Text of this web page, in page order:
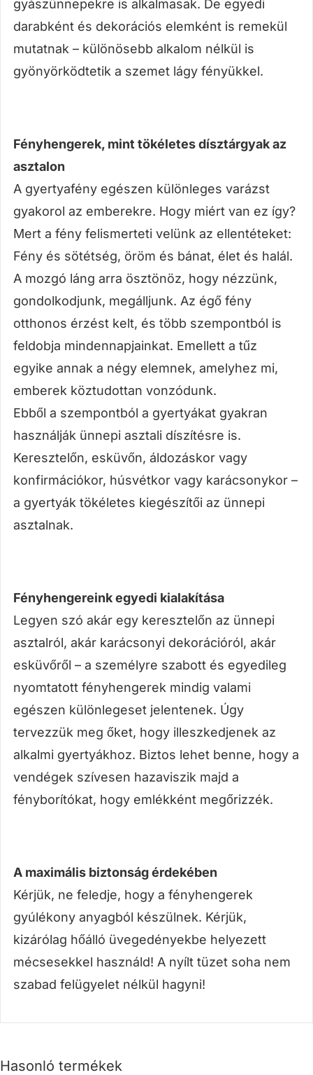
gyászünnepekre is alkalmasak. De egyedi
darabként és dekorációs elemként is remekül
mutatnak – különösebb alkalom nélkül is
gyönyörködtetik a szemet lágy fényükkel.
Fényhengerek, mint tökéletes dísztárgyak az
asztalon
A gyertyafény egészen különleges varázst
gyakorol az emberekre. Hogy miért van ez így?
Mert a fény felismerteti velünk az ellentéteket:
Fény és sötétség, öröm és bánat, élet és halál.
A mozgó láng arra ösztönöz, hogy nézzünk,
gondolkodjunk, megálljunk. Az égő fény
otthonos érzést kelt, és több szempontból is
feldobja mindennapjainkat. Emellett a tűz
egyike annak a négy elemnek, amelyhez mi,
emberek köztudottan vonzódunk.
Ebből a szempontból a gyertyákat gyakran
használják ünnepi asztali díszítésre is.
Keresztelőn, esküvőn, áldozáskor vagy
konfirmációkor, húsvétkor vagy karácsonykor –
a gyertyák tökéletes kiegészítői az ünnepi
asztalnak.
Fényhengereink egyedi kialakítása
Legyen szó akár egy keresztelőn az ünnepi
asztalról, akár karácsonyi dekorációról, akár
esküvőről – a személyre szabott és egyedileg
nyomtatott fényhengerek mindig valami
egészen különlegeset jelentenek. Úgy
tervezzük meg őket, hogy illeszkedjenek az
alkalmi gyertyákhoz. Biztos lehet benne, hogy a
vendégek szívesen hazaviszik majd a
fényborítókat, hogy emlékként megőrizzék.
A maximális biztonság érdekében
Kérjük, ne feledje, hogy a fényhengerek
gyúlékony anyagból készülnek. Kérjük,
kizárólag hőálló üvegedényekbe helyezett
mécsesekkel használd! A nyílt tüzet soha nem
szabad felügyelet nélkül hagyni!
Hasonló termékek